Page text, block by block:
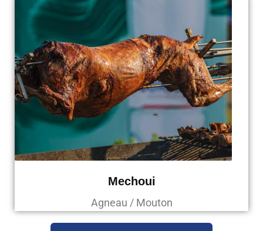
Mechoui
Agneau / Mouton